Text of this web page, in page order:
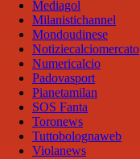
Mediagol
Milanistichannel
Mondoudinese
Notiziecalciomercato
Numericalcio
Padovasport
Pianetamilan
SOS Fanta
Toronews
Tuttobolognaweb
Violanews